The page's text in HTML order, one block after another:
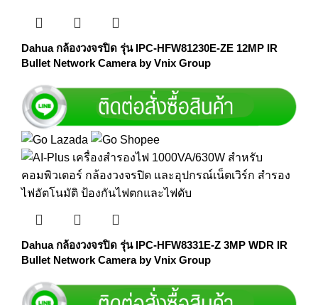
Dahua กล้องวงจรปิด รุ่น IPC-HFW81230E-ZE 12MP IR
Bullet Network Camera by Vnix Group
Dahua กล้องวงจรปิด รุ่น IPC-HFW8331E-Z 3MP WDR IR
Bullet Network Camera by Vnix Group